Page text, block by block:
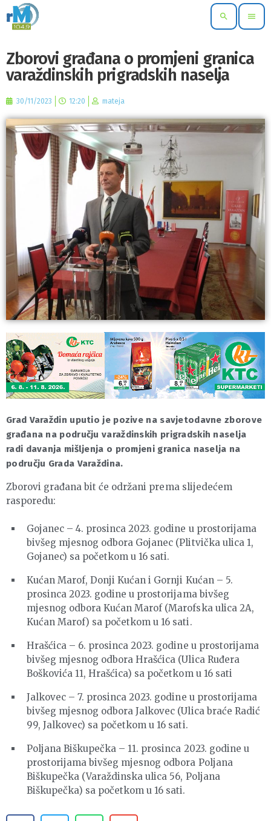
search menu
Zborovi građana o promjeni granica
varaždinskih prigradskih naselja
30/11/2023 12:20 mateja
Grad Varaždin uputio je pozive na savjetodavne zborove
građana na području varaždinskih prigradskih naselja
radi davanja mišljenja o promjeni granica naselja na
području Grada Varaždina.
Zborovi građana bit će održani prema slijedećem
rasporedu:
Gojanec – 4. prosinca 2023. godine u prostorijama
bivšeg mjesnog odbora Gojanec (Plitvička ulica 1,
Gojanec) sa početkom u 16 sati.
Kućan Marof, Donji Kućan i Gornji Kućan – 5.
prosinca 2023. godine u prostorijama bivšeg
mjesnog odbora Kućan Marof (Marofska ulica 2A,
Kućan Marof) sa početkom u 16 sati.
Hrašćica – 6. prosinca 2023. godine u prostorijama
bivšeg mjesnog odbora Hrašćica (Ulica Ruđera
Boškovića 11, Hrašćica) sa početkom u 16 sati
Jalkovec – 7. prosinca 2023. godine u prostorijama
bivšeg mjesnog odbora Jalkovec (Ulica braće Radić
99, Jalkovec) sa početkom u 16 sati.
Poljana Biškupečka – 11. prosinca 2023. godine u
prostorijama bivšeg mjesnog odbora Poljana
Biškupečka (Varaždinska ulica 56, Poljana
Biškupečka) sa početkom u 16 sati.